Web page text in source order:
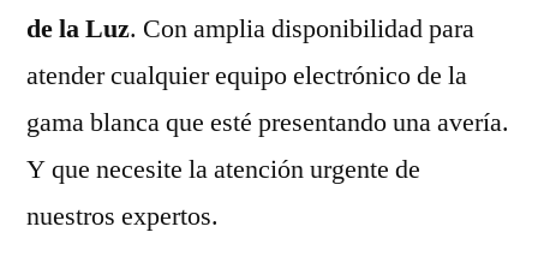
de la Luz. Con amplia disponibilidad para
atender cualquier equipo electrónico de la
gama blanca que esté presentando una avería.
Y que necesite la atención urgente de
nuestros expertos.